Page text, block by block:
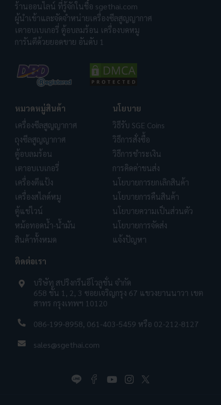
ร้านออนไลน์ ที่รู้จักในชื่อ sgethai.com
ผู้นำเข้าและจัดจำหน่ายเครื่องซีลสูญญากาศ
เตาอบเบเกอรี่ ตู้อบลมร้อน เครื่องบดหมู
การันตีด้วยยอดขาย อันดับ 1
หมวดหมู่สินค้า
เครื่องซีลสูญญากาศ
ถุงซีลสูญญากาศ
ตู้อบลมร้อน
เตาอบเบเกอรี่
เครื่องตีแป้ง
เครื่องสไลด์หมู
ตู้แช่ไวน์
หม้อทอดน้ำ-น้ำมัน
สินค้าทั้งหมด
นโยบาย
วิธีรับ SGE Coins
วิธีการสั่งซื้อ
วิธีการชำระเงิน
การคิดค่าขนส่ง
นโยบายการยกเลิกสินค้า
นโยบายการคืนสินค้า
นโยบายความเป็นส่วนตัว
นโยบายการจัดส่ง
แจ้งปัญหา
ติดต่อเรา
บริษัท สปริงกรีนอีโวลูชั่น จำกัด
658 ชั้น 1, 2, 3 ซอยเจริญกรุง 67 แขวงยานนาวา เขต
สาทร กรุงเทพฯ 10120
086-199-8958, 061-403-5459 หรือ 02-212-8127
sales@sgethai.com